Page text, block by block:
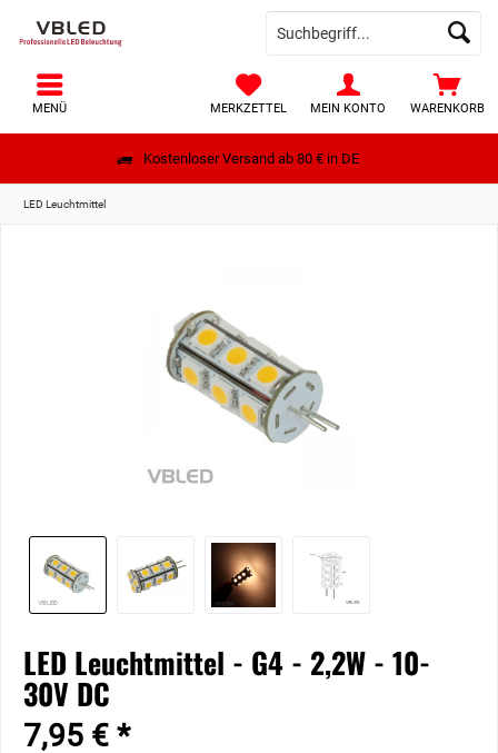
Kostenloser Versand ab 80 € in DE
WARENKORB
MERKZETTEL MEIN KONTO
MENÜ
LED Leuchtmittel
LED Leuchtmittel - G4 - 2,2W - 10-
30V DC
7,95 € *